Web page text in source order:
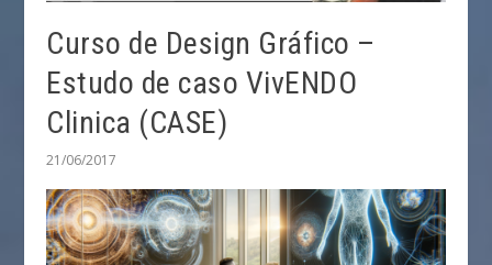
Curso de Design Gráfico –
Estudo de caso VivENDO
Clinica (CASE)
21/06/2017